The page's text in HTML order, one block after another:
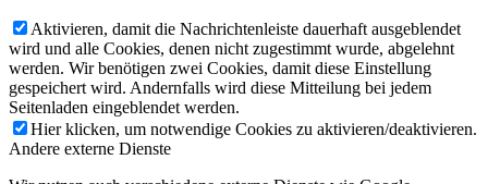
Aktivieren, damit die Nachrichtenleiste dauerhaft ausgeblendet
wird und alle Cookies, denen nicht zugestimmt wurde, abgelehnt
werden. Wir benötigen zwei Cookies, damit diese Einstellung
gespeichert wird. Andernfalls wird diese Mitteilung bei jedem
Seitenladen eingeblendet werden.
Hier klicken, um notwendige Cookies zu aktivieren/deaktivieren.
Andere externe Dienste